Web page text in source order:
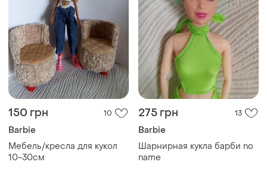
150 грн 10
Barbie
Мебель/кресла для кукол
10-30см
275 грн 13
Barbie
Шарнирная кукла барби no
name